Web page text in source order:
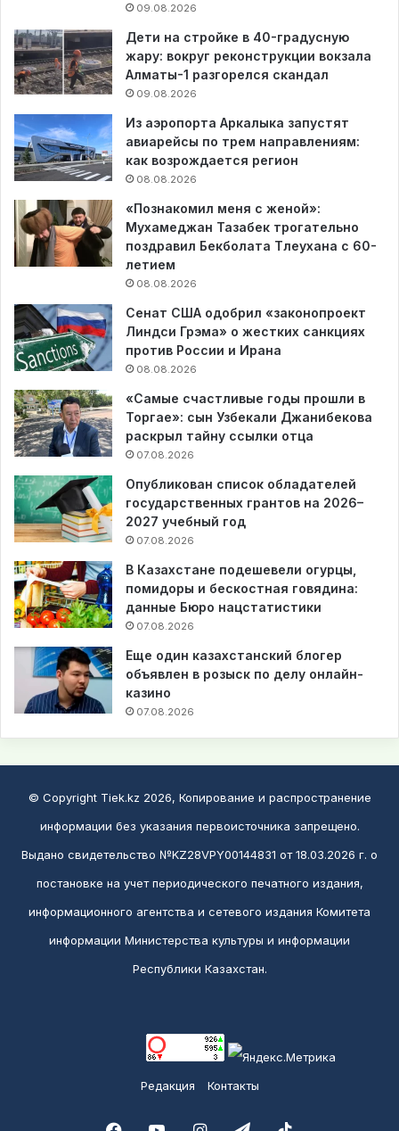
09.08.2026
Дети на стройке в 40-градусную
жару: вокруг реконструкции вокзала
Алматы-1 разгорелся скандал
09.08.2026
Из аэропорта Аркалыка запустят
авиарейсы по трем направлениям:
как возрождается регион
08.08.2026
«Познакомил меня с женой»:
Мухамеджан Тазабек трогательно
поздравил Бекболата Тлеухана с 60-
летием
08.08.2026
Сенат США одобрил «законопроект
Линдси Грэма» о жестких санкциях
против России и Ирана
08.08.2026
«Самые счастливые годы прошли в
Торгае»: сын Узбекали Джанибекова
раскрыл тайну ссылки отца
07.08.2026
Опубликован список обладателей
государственных грантов на 2026–
2027 учебный год
07.08.2026
В Казахстане подешевели огурцы,
помидоры и бескостная говядина:
данные Бюро нацстатистики
07.08.2026
Еще один казахстанский блогер
объявлен в розыск по делу онлайн-
казино
07.08.2026
© Copyright Tiek.kz 2026, Копирование и распространение
информации без указания первоисточника запрещено.
Выдано свидетельство №KZ28VPY00144831 от 18.03.2026 г. о
постановке на учет периодического печатного издания,
информационного агентства и сетевого издания Комитета
информации Министерства культуры и информации
Республики Казахстан.
Редакция Контакты